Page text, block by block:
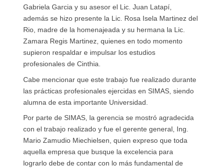
Gabriela Garcia y su asesor el Lic. Juan Latapí,
además se hizo presente la Lic. Rosa Isela Martinez del
Rio, madre de la homenajeada y su hermana la Lic.
Zamara Regis Martinez, quienes en todo momento
supieron respaldar e impulsar los estudios
profesionales de Cinthia.
Cabe mencionar que este trabajo fue realizado durante
las prácticas profesionales ejercidas en SIMAS, siendo
alumna de esta importante Universidad.
Por parte de SIMAS, la gerencia se mostró agradecida
con el trabajo realizado y fue el gerente general, Ing.
Mario Zamudio Miechielsen, quien expreso que toda
aquella empresa que busque la excelencia para
lograrlo debe de contar con lo más fundamental de